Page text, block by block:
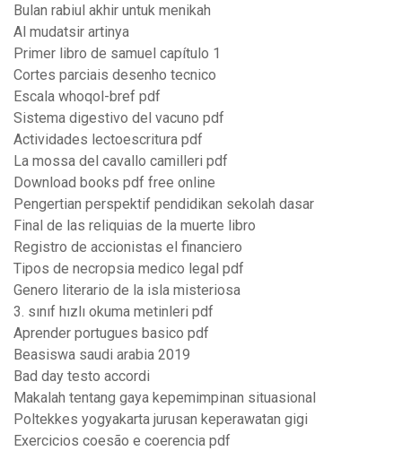
Bulan rabiul akhir untuk menikah
Al mudatsir artinya
Primer libro de samuel capítulo 1
Cortes parciais desenho tecnico
Escala whoqol-bref pdf
Sistema digestivo del vacuno pdf
Actividades lectoescritura pdf
La mossa del cavallo camilleri pdf
Download books pdf free online
Pengertian perspektif pendidikan sekolah dasar
Final de las reliquias de la muerte libro
Registro de accionistas el financiero
Tipos de necropsia medico legal pdf
Genero literario de la isla misteriosa
3. sınıf hızlı okuma metinleri pdf
Aprender portugues basico pdf
Beasiswa saudi arabia 2019
Bad day testo accordi
Makalah tentang gaya kepemimpinan situasional
Poltekkes yogyakarta jurusan keperawatan gigi
Exercicios coesão e coerencia pdf